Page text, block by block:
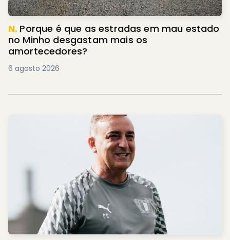
N. Porque é que as estradas em mau estado
no Minho desgastam mais os
amortecedores?
6 agosto 2026